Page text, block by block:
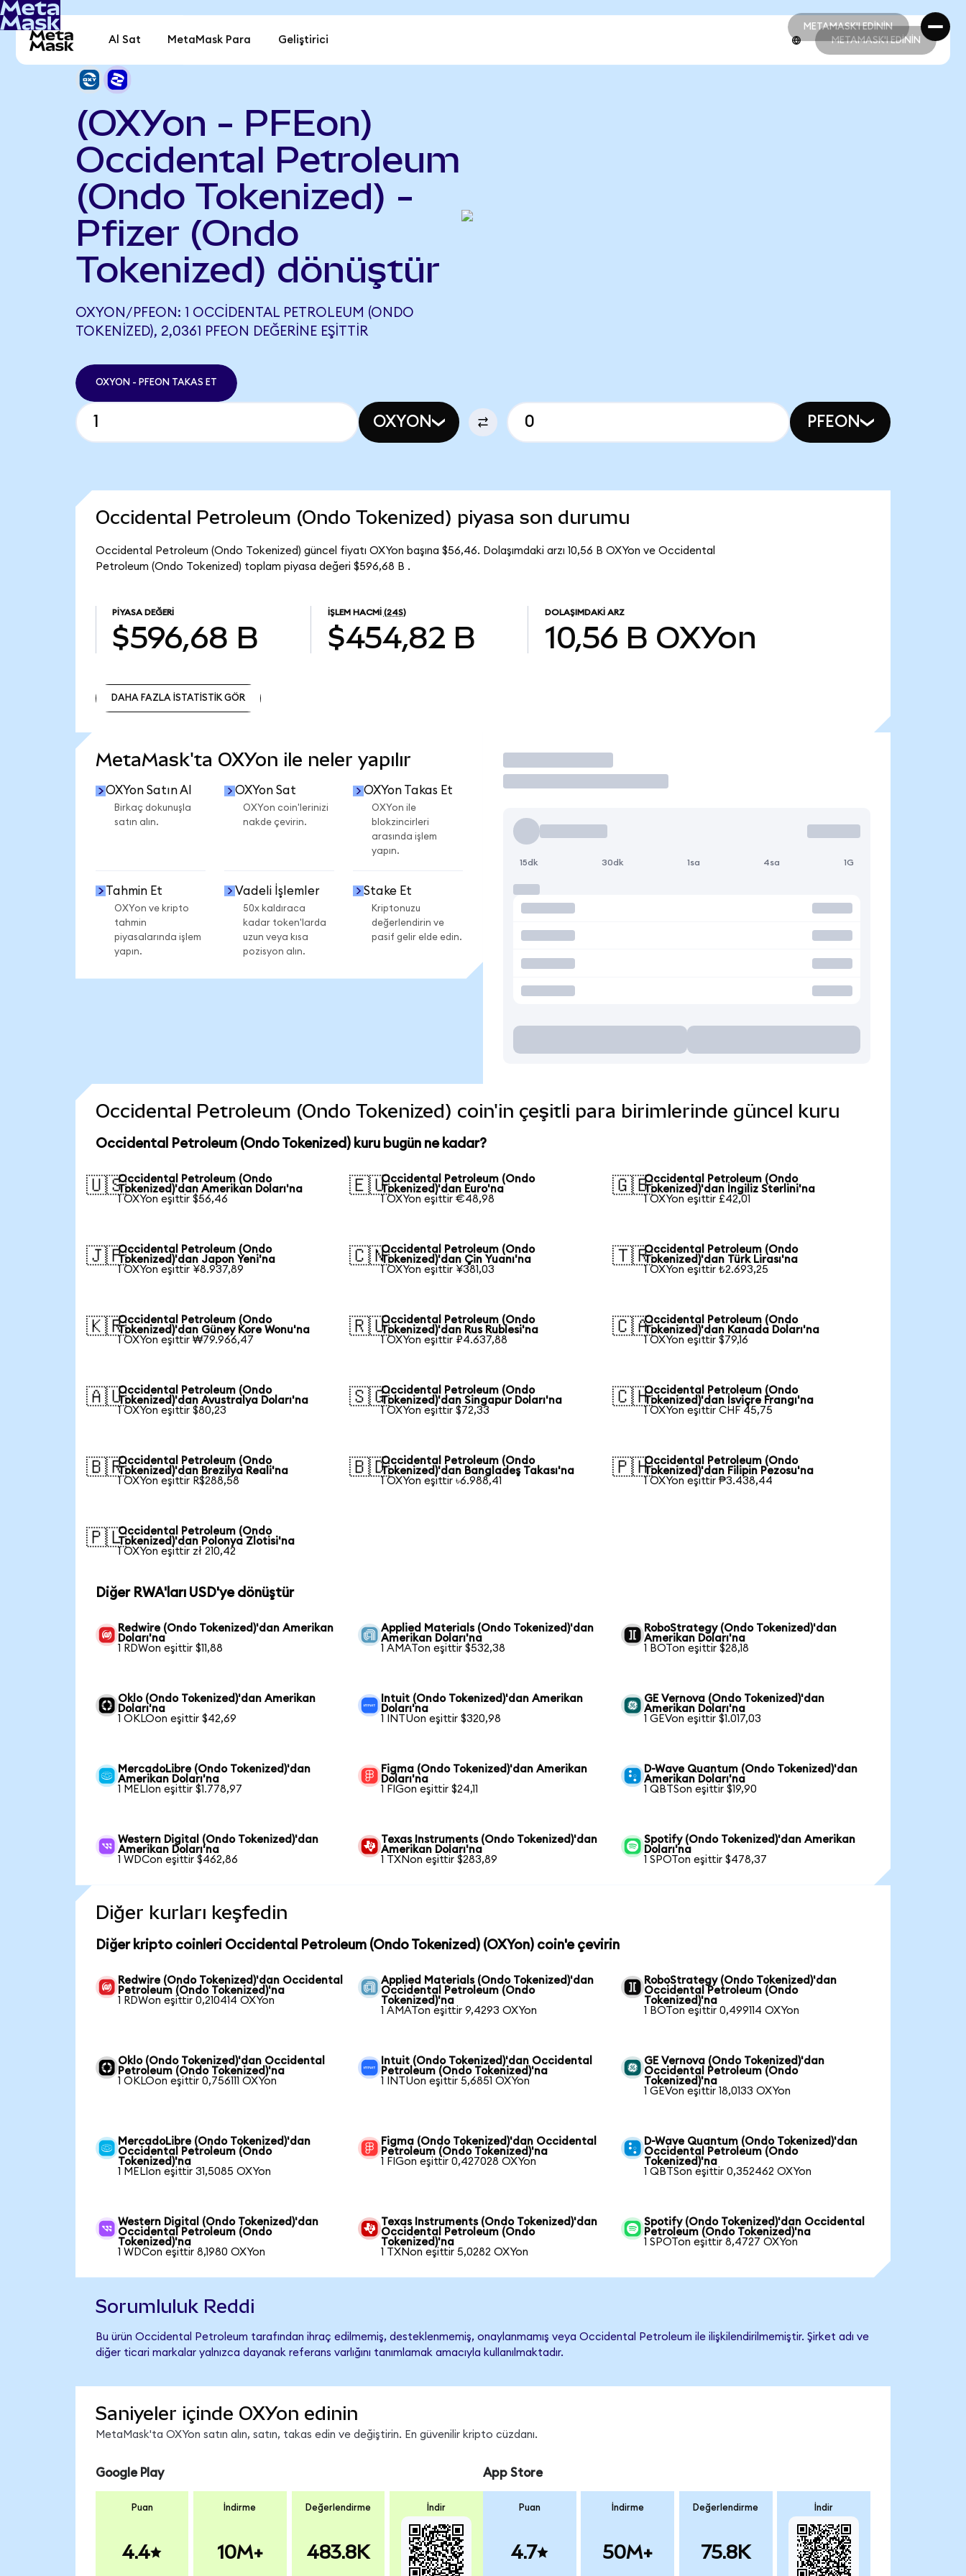
METAMASK'I EDİNİN
METAMASK'I EDİNİN
Al Sat MetaMask Para Geliştirici METAMASK'I EDİNİN
(OXYon - PFEon)
Occidental Petroleum
(Ondo Tokenized) -
Pfizer (Ondo
Tokenized) dönüştür
OXYON/PFEON: 1 OCCIDENTAL PETROLEUM (ONDO
TOKENIZED), 2,0361 PFEON DEĞERINE EŞITTIR
OXYON - PFEON TAKAS ET
OXYON PFEON
Occidental Petroleum (Ondo Tokenized) piyasa son durumu
Occidental Petroleum (Ondo Tokenized) güncel fiyatı OXYon başına $56,46. Dolaşımdaki arzı 10,56 B OXYon ve Occidental
Petroleum (Ondo Tokenized) toplam piyasa değeri $596,68 B .
PIYASA DEĞERI
$596,68 B
İŞLEM HACMI (24S)
$454,82 B
DOLAŞIMDAKI ARZ
10,56 B OXYon
DAHA FAZLA İSTATİSTİK GÖR
MetaMask'ta OXYon ile neler yapılır
OXYon Satın Al
Birkaç dokunuşla
satın alın.
OXYon Sat
OXYon coin'lerinizi
nakde çevirin.
OXYon Takas Et
OXYon ile
blokzincirleri
arasında işlem
yapın.
Tahmin Et
OXYon ve kripto
tahmin
piyasalarında işlem
yapın.
Vadeli İşlemler
50x kaldıraca
kadar token'larda
uzun veya kısa
pozisyon alın.
Stake Et
Kriptonuzu
değerlendirin ve
pasif gelir elde edin.
İşlem Yap
15dk 30dk 1sa 4sa 1G
Occidental Petroleum (Ondo Tokenized) coin'in çeşitli para birimlerinde güncel kuru
Occidental Petroleum (Ondo Tokenized) kuru bugün ne kadar?
🇺🇸Occidental Petroleum (Ondo
Tokenized)'dan Amerikan Doları'na
1 OXYon eşittir $56,46
🇪🇺Occidental Petroleum (Ondo
Tokenized)'dan Euro'na
1 OXYon eşittir €48,98
🇬🇧Occidental Petroleum (Ondo
Tokenized)'dan İngiliz Sterlini'na
1 OXYon eşittir £42,01
🇯🇵Occidental Petroleum (Ondo
Tokenized)'dan Japon Yeni'na
1 OXYon eşittir ¥8.937,89
🇨🇳Occidental Petroleum (Ondo
Tokenized)'dan Çin Yuanı'na
1 OXYon eşittir ¥381,03
🇹🇷Occidental Petroleum (Ondo
Tokenized)'dan Türk Lirası'na
1 OXYon eşittir ₺2.693,25
🇰🇷Occidental Petroleum (Ondo
Tokenized)'dan Güney Kore Wonu'na
1 OXYon eşittir ₩79.966,47
🇷🇺Occidental Petroleum (Ondo
Tokenized)'dan Rus Rublesi'na
1 OXYon eşittir ₽4.637,88
🇨🇦Occidental Petroleum (Ondo
Tokenized)'dan Kanada Doları'na
1 OXYon eşittir $79,16
🇦🇺Occidental Petroleum (Ondo
Tokenized)'dan Avustralya Doları'na
1 OXYon eşittir $80,23
🇸🇬Occidental Petroleum (Ondo
Tokenized)'dan Singapur Doları'na
1 OXYon eşittir $72,33
🇨🇭Occidental Petroleum (Ondo
Tokenized)'dan İsviçre Frangı'na
1 OXYon eşittir CHF 45,75
🇧🇷Occidental Petroleum (Ondo
Tokenized)'dan Brezilya Reali'na
1 OXYon eşittir R$288,58
🇧🇩Occidental Petroleum (Ondo
Tokenized)'dan Bangladeş Takası'na
1 OXYon eşittir ৳6.988,41
🇵🇭Occidental Petroleum (Ondo
Tokenized)'dan Filipin Pezosu'na
1 OXYon eşittir ₱3.438,44
🇵🇱Occidental Petroleum (Ondo
Tokenized)'dan Polonya Zlotisi'na
1 OXYon eşittir zł 210,42
Diğer RWA'ları USD'ye dönüştür
Redwire (Ondo Tokenized)'dan Amerikan
Doları'na
1 RDWon eşittir $11,88
Applied Materials (Ondo Tokenized)'dan
Amerikan Doları'na
1 AMATon eşittir $532,38
RoboStrategy (Ondo Tokenized)'dan
Amerikan Doları'na
1 BOTon eşittir $28,18
Oklo (Ondo Tokenized)'dan Amerikan
Doları'na
1 OKLOon eşittir $42,69
Intuit (Ondo Tokenized)'dan Amerikan
Doları'na
1 INTUon eşittir $320,98
GE Vernova (Ondo Tokenized)'dan
Amerikan Doları'na
1 GEVon eşittir $1.017,03
MercadoLibre (Ondo Tokenized)'dan
Amerikan Doları'na
1 MELIon eşittir $1.778,97
Figma (Ondo Tokenized)'dan Amerikan
Doları'na
1 FIGon eşittir $24,11
D-Wave Quantum (Ondo Tokenized)'dan
Amerikan Doları'na
1 QBTSon eşittir $19,90
Western Digital (Ondo Tokenized)'dan
Amerikan Doları'na
1 WDCon eşittir $462,86
Texas Instruments (Ondo Tokenized)'dan
Amerikan Doları'na
1 TXNon eşittir $283,89
Spotify (Ondo Tokenized)'dan Amerikan
Doları'na
1 SPOTon eşittir $478,37
Diğer kurları keşfedin
Diğer kripto coinleri Occidental Petroleum (Ondo Tokenized) (OXYon) coin'e çevirin
Redwire (Ondo Tokenized)'dan Occidental
Petroleum (Ondo Tokenized)'na
1 RDWon eşittir 0,210414 OXYon
Applied Materials (Ondo Tokenized)'dan
Occidental Petroleum (Ondo
Tokenized)'na
1 AMATon eşittir 9,4293 OXYon
RoboStrategy (Ondo Tokenized)'dan
Occidental Petroleum (Ondo
Tokenized)'na
1 BOTon eşittir 0,499114 OXYon
Oklo (Ondo Tokenized)'dan Occidental
Petroleum (Ondo Tokenized)'na
1 OKLOon eşittir 0,756111 OXYon
Intuit (Ondo Tokenized)'dan Occidental
Petroleum (Ondo Tokenized)'na
1 INTUon eşittir 5,6851 OXYon
GE Vernova (Ondo Tokenized)'dan
Occidental Petroleum (Ondo
Tokenized)'na
1 GEVon eşittir 18,0133 OXYon
MercadoLibre (Ondo Tokenized)'dan
Occidental Petroleum (Ondo
Tokenized)'na
1 MELIon eşittir 31,5085 OXYon
Figma (Ondo Tokenized)'dan Occidental
Petroleum (Ondo Tokenized)'na
1 FIGon eşittir 0,427028 OXYon
D-Wave Quantum (Ondo Tokenized)'dan
Occidental Petroleum (Ondo
Tokenized)'na
1 QBTSon eşittir 0,352462 OXYon
Western Digital (Ondo Tokenized)'dan
Occidental Petroleum (Ondo
Tokenized)'na
1 WDCon eşittir 8,1980 OXYon
Texas Instruments (Ondo Tokenized)'dan
Occidental Petroleum (Ondo
Tokenized)'na
1 TXNon eşittir 5,0282 OXYon
Spotify (Ondo Tokenized)'dan Occidental
Petroleum (Ondo Tokenized)'na
1 SPOTon eşittir 8,4727 OXYon
Sorumluluk Reddi
Bu ürün Occidental Petroleum tarafından ihraç edilmemiş, desteklenmemiş, onaylanmamış veya Occidental Petroleum ile ilişkilendirilmemiştir. Şirket adı ve
diğer ticari markalar yalnızca dayanak referans varlığını tanımlamak amacıyla kullanılmaktadır.
Saniyeler içinde OXYon edinin
MetaMask'ta OXYon satın alın, satın, takas edin ve değiştirin. En güvenilir kripto cüzdanı.
Google Play
Puan
4.4
İndirme
10M+
Değerlendirme
483.8K
İndir
App Store
Puan
4.7
İndirme
50M+
Değerlendirme
75.8K
İndir